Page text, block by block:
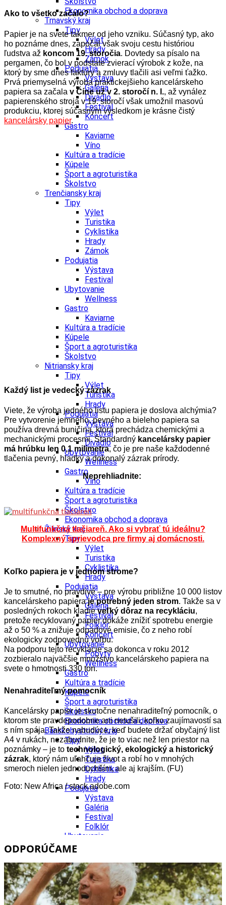
Ekonomika obchod a doprava
Trnavský kraj
Tipy
Výlet
Hrady
Zámok
Podujatia
Výstava
Galéria
Divadlo
Festival
Koncert
Gastro
Kaviarne
Víno
Kultúra a tradície
Kúpele
Šport a agroturistika
Školstvo
Trenčiansky kraj
Tipy
Výlet
Turistika
Cyklistika
Hrady
Zámok
Podujatia
Výstava
Festival
Ubytovanie
Wellness
Gastro
Kaviarne
Kultúra a tradície
Kúpele
Šport a agroturistika
Školstvo
Nitriansky kraj
Tipy
Výlet
Turistika
Hrady
Podujatia
Výstava
Festival
Divadlo
Ubytovanie
Wellness
Gastro
Víno
Kultúra a tradície
Šport a agroturistika
Školstvo
Ekonomika obchod a doprava
Žilinský kraj
Tipy
Výlet
Turistika
Cyklistika
Hrady
Podujatia
Výstava
Galéria
Festival
Folklór
Koncert
Ubytovanie
Pobyty
Wellness
Gastro
Kultúra a tradície
Kúpele
Šport a agroturistika
Školstvo
Ekonomika obchod a doprava
Banskobystrický kraj
Tipy
Výlet
Turistika
Cyklistika
Hrady
Podujatia
Výstava
Galéria
Festival
Folklór
Ubytovanie
Gastro
Kaviarne
Kultúra a tradície
Kúpele
Šport a agroturistika
Ako to všetko začalo?
Papier je na svete takmer od jeho vzniku. Súčasný typ, ako
ho poznáme dnes, započal však svoju cestu históriou
ľudstva až koncom 19. storočia. Dovtedy sa písalo na
pergamen, čo bol v podstate zvierací výrobok z kože, na
ktorý by sme dnes faktúry a zmluvy tlačili asi veľmi ťažko.
Prvá priemyselná výroba praktickejšieho kancelárskeho
papiera sa začala v Číne už v 2. storočí n. l., až vynález
papierenského stroja v 19. storočí však umožnil masovú
produkciu, ktorej súčasným výsledkom je krásne čistý
kancelársky papier.
Každý list je vedecký zázrak
Viete, že výroba jedného listu papiera je doslova alchýmia?
Pre vytvorenie jemného, pevného a bieleho papiera sa
používa drevná buničina, ktorá prechádza chemickými a
mechanickými procesmi. Štandardný kancelársky papier
má hrúbku len 0,1 milimetra, čo je pre naše každodenné
tlačenia pevný, hladký a dokonalý zázrak prírody.
Neprehliadnite:
Multifunkčná tlačiareň. Ako si vybrať tú ideálnu?
Komplexný sprievodca pre firmy aj domácnosti.
Koľko papiera je v jednom strome?
Je to smutné, no pravdivé – pre výrobu približne 10 000 listov
kancelárskeho papieraje potrebný jeden strom. Takže sa v
posledných rokoch kladieveľký dôraz na recykláciu,
pretože recyklovaný papier dokáže znížiť spotrebu energie
až o 50 % a znižuje odpadové emisie, čo z neho robí
ekologicky zodpovednú voľbu.
Na podporu tejto recyklácie sa dokonca v roku 2012
zozbieralo najväčšie množstvo kancelárskeho papiera na
svete o hmotnosti 330 ton.
Nenahraditeľmý pomocník
Kancelársky papier je skutočne nenahraditeľný pomocník, o
ktorom ste pravdepodobne ani netušili, koľko zaujímavostí sa
s ním spája. Takže nabudúce, keď budete držať obyčajný list
A4 v rukách, nezabudnite, že je to viac než len priestor na
poznámky – je to technologický, ekologický a historický
zázrak, ktorý nám uľahčuje život a robí ho v mnohých
smeroch nielen jednoduchším, ale aj krajším. (FU)
Foto: New Africa / stock.adobe.com
ODPORÚČAME